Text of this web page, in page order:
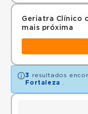
Geriatra Clínico
mais próxima
3 resultados
Fortaleza